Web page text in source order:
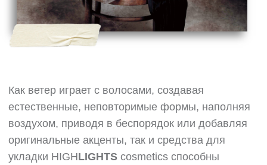
укладки HIGHLIGHTScosmetics способны
подарить волосам полную свободу движения.
Это идеальные инструменты для